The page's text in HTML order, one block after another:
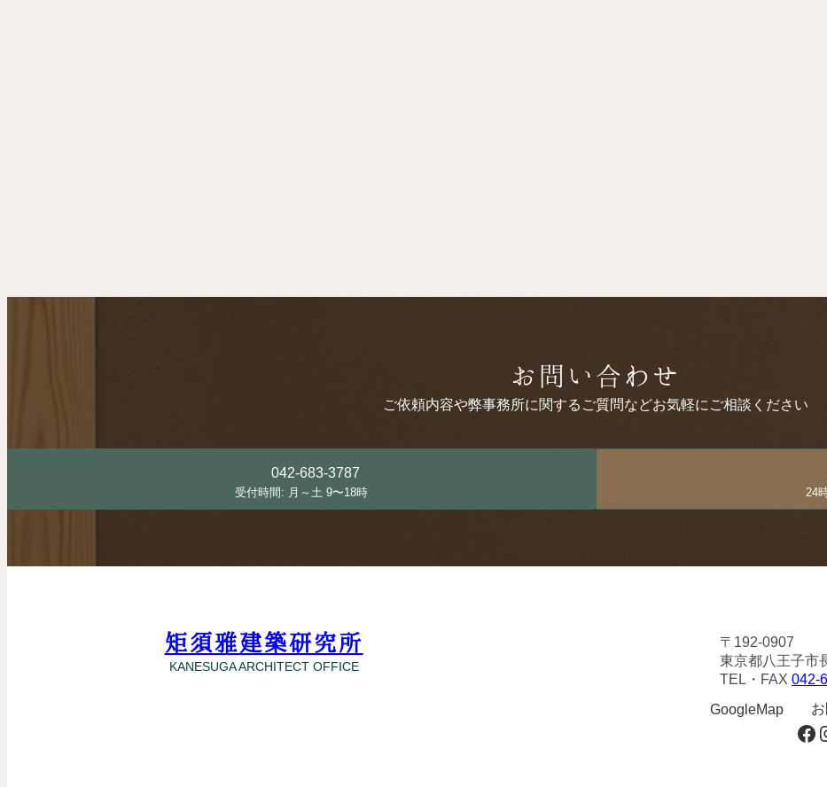
お問い合わせ
ご依頼内容や弊事務所に関するご質問などお気軽にご相談ください
042-683-3787
受付時間: 月～土 9〜18時 24
矩須雅建築研究所
KANESUGA ARCHITECT OFFICE
〒192-0907
東京都八王子市
TEL・FAX042-
GoogleMap
Facebook